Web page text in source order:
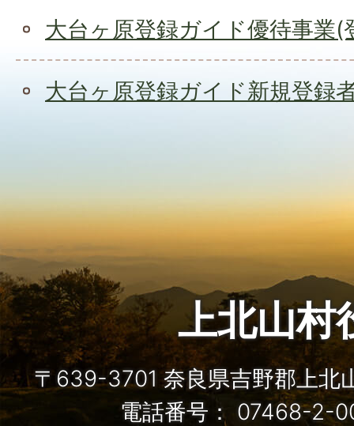
大台ヶ原登録ガイド優待事業
大台ヶ原登録ガイド新規登録
上北山村
〒639-3701 奈良県吉野郡上北
電話番号： 07468-2-